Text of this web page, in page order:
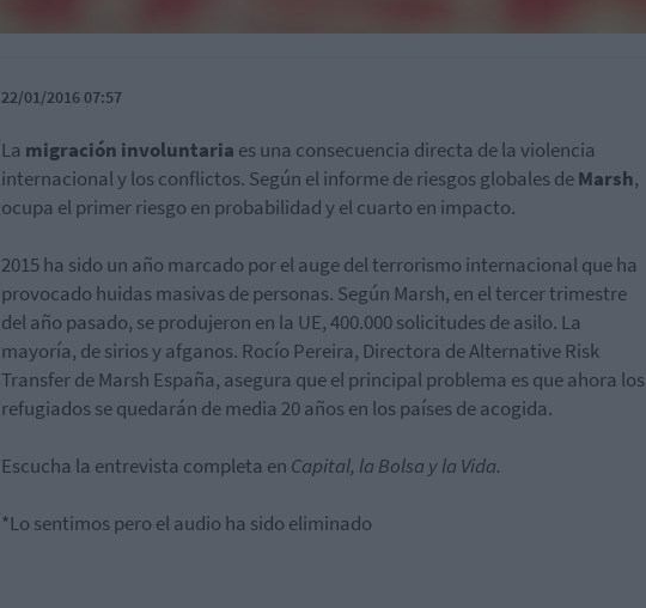
22/01/2016 07:57
La migración involuntaria es una consecuencia directa de la violencia
internacional y los conflictos. Según el informe de riesgos globales deMarsh,
ocupa el primer riesgo en probabilidad y el cuarto en impacto.
2015 ha sido un año marcado por el auge del terrorismo internacional que ha
provocado huidas masivas de personas. Según Marsh, en el tercer trimestre
del año pasado, se produjeron en la UE, 400.000 solicitudes de asilo. La
mayoría, de sirios y afganos. Rocío Pereira, Directora de Alternative Risk
Transfer de Marsh España, asegura que el principal problema es que ahora los
refugiados se quedarán de media 20 años en los países de acogida.
Escucha la entrevista completa en Capital, la Bolsa y la Vida.
*Lo sentimos pero el audio ha sido eliminado